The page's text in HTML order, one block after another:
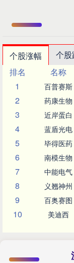
个股涨幅 个股
排名
名称
1
百普赛斯
2 药康生物
3 近岸蛋白
4 蓝盾光电
5 毕得医药
6 南模生物
7 中能电气
8 义翘神州
9 百奥赛图
10 美迪西